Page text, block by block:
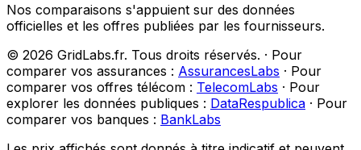
Nos comparaisons s'appuient sur des données
officielles et les offres publiées par les fournisseurs.
© 2026 GridLabs.fr. Tous droits réservés. · Pour
comparer vos assurances : AssurancesLabs · Pour
comparer vos offres télécom : TelecomLabs · Pour
explorer les données publiques : DataRespublica · Pour
comparer vos banques : BankLabs